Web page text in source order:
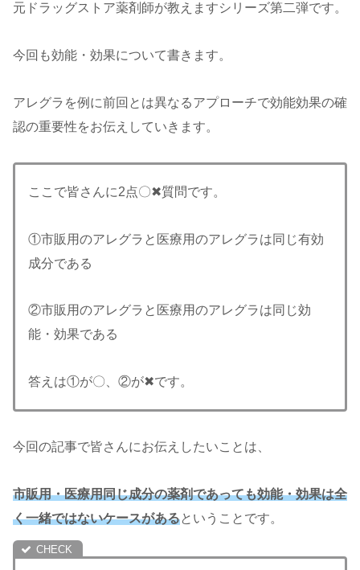
元ドラッグストア薬剤師が教えますシリーズ第二弾です。
今回も効能・効果について書きます。
アレグラを例に前回とは異なるアプローチで効能効果の確
認の重要性をお伝えしていきます。
ここで皆さんに2点〇✖質問です。
①市販用のアレグラと医療用のアレグラは同じ有効
成分である
②市販用のアレグラと医療用のアレグラは同じ効
能・効果である
答えは①が〇、②が✖です。
今回の記事で皆さんにお伝えしたいことは、
市販用・医療用同じ成分の薬剤であっても効能・効果は全
く一緒ではないケースがあるということです。